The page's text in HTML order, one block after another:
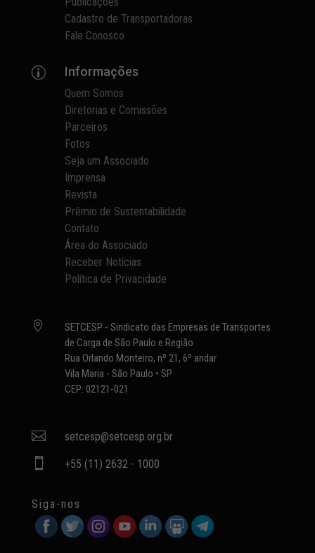
Cadastro de Transportadoras
Fale Conosco
p Informações
Quem Somos
Diretorias e Comissões
Parceiros
Fotos
Seja um Associado
Imprensa
Revista
Prêmio de Sustentabilidade
Contato
Área do Associado
Receber Notícias
Política de Privacidade

SETCESP - Sindicato das Empresas de Transportes
de Carga de São Paulo e Região
Rua Orlando Monteiro, nº 21, 6º andar
Vila Maria - São Paulo • SP
CEP: 02121-021
 setcesp@setcesp.org.br
 +55 (11) 2632 - 1000
Siga-nos